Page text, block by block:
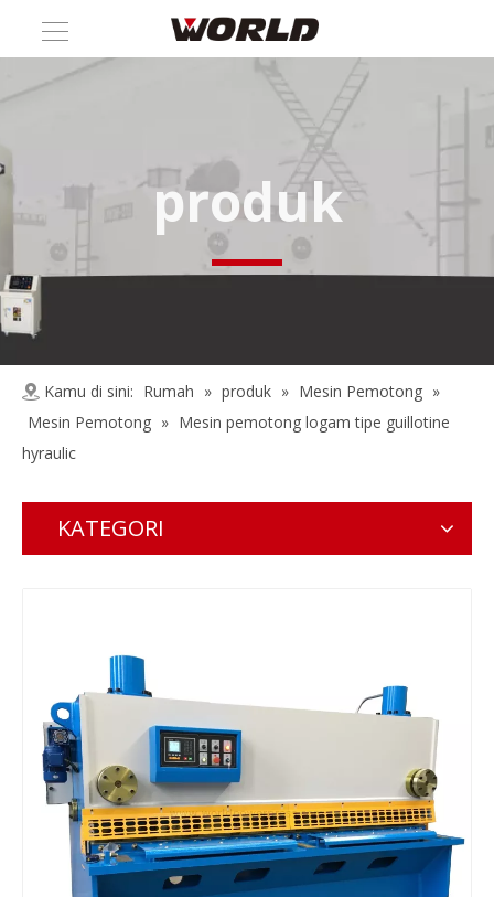
produk
Kamu di sini: Rumah » produk » Mesin Pemotong »
Mesin Pemotong » Mesin pemotong logam tipe guillotine
hyraulic
KATEGORI